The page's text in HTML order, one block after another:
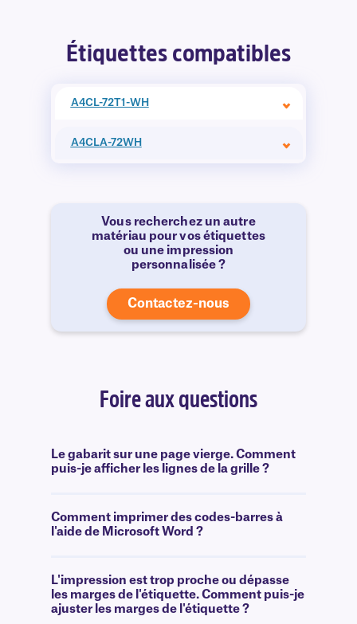
Étiquettes compatibles
A4CL-72T1-WH
A4CLA-72WH
Vous recherchez un autre
matériau pour vos étiquettes
ou une impression
personnalisée ?
Contactez-nous
Foire aux questions
Le gabarit sur une page vierge. Comment
puis-je afficher les lignes de la grille ?
Comment imprimer des codes-barres à
l'aide de Microsoft Word ?
L'impression est trop proche ou dépasse
les marges de l'étiquette. Comment puis-je
ajuster les marges de l'étiquette ?